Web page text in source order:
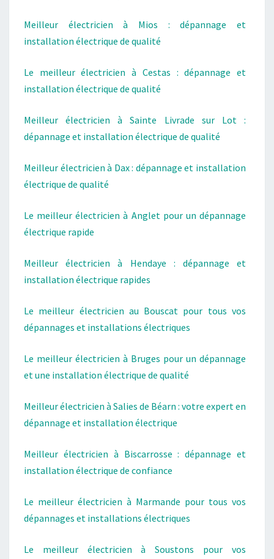
Meilleur électricien à Mios : dépannage et
installation électrique de qualité
Le meilleur électricien à Cestas : dépannage et
installation électrique de qualité
Meilleur électricien à Sainte Livrade sur Lot :
dépannage et installation électrique de qualité
Meilleur électricien à Dax : dépannage et installation
électrique de qualité
Le meilleur électricien à Anglet pour un dépannage
électrique rapide
Meilleur électricien à Hendaye : dépannage et
installation électrique rapides
Le meilleur électricien au Bouscat pour tous vos
dépannages et installations électriques
Le meilleur électricien à Bruges pour un dépannage
et une installation électrique de qualité
Meilleur électricien à Salies de Béarn : votre expert en
dépannage et installation électrique
Meilleur électricien à Biscarrosse : dépannage et
installation électrique de confiance
Le meilleur électricien à Marmande pour tous vos
dépannages et installations électriques
Le meilleur électricien à Soustons pour vos